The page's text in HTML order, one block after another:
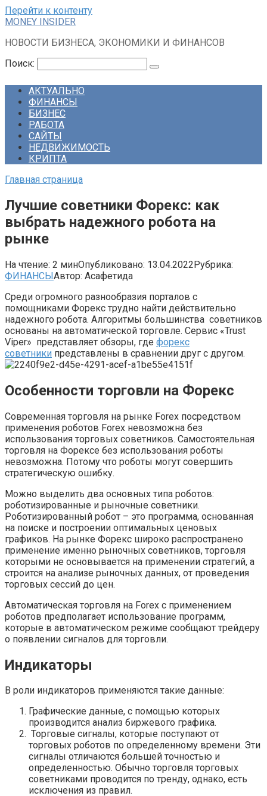
Перейти к контенту
MONEY INSIDER
НОВОСТИ БИЗНЕСА, ЭКОНОМИКИ И ФИНАНСОВ
Поиск:
АКТУАЛЬНО
ФИНАНСЫ
БИЗНЕС
РАБОТА
САЙТЫ
НЕДВИЖИМОСТЬ
КРИПТА
Главная страница
Лучшие советники Форекс: как
выбрать надежного робота на
рынке
На чтение: 2 минОпубликовано: 13.04.2022Рубрика:
ФИНАНСЫАвтор: Асафетида
Среди огромного разнообразия порталов с
помощниками Форекс трудно найти действительно
надежного робота. Алгоритмы большинства советников
основаны на автоматической торговле. Сервис «Trust
Viper» представляет обзоры, где форекс
советники представлены в сравнении друг с другом.
Особенности торговли на Форекс
Современная торговля на рынке Forex посредством
применения роботов Forex невозможна без
использования торговых советников. Самостоятельная
торговля на Форексе без использования роботы
невозможна. Потому что роботы могут совершить
стратегическую ошибку.
Можно выделить два основных типа роботов:
роботизированные и рыночные советники.
Роботизированный робот – это программа, основанная
на поиске и построении оптимальных ценовых
графиков. На рынке Форекс широко распространено
применение именно рыночных советников, торговля
которыми не основывается на применении стратегий, а
строится на анализе рыночных данных, от проведения
торговых сессий до цен.
Автоматическая торговля на Forex с применением
роботов предполагает использование программ,
которые в автоматическом режиме сообщают трейдеру
о появлении сигналов для торговли.
Индикаторы
В роли индикаторов применяются такие данные:
Графические данные, с помощью которых
производится анализ биржевого графика.
Торговые сигналы, которые поступают от
торговых роботов по определенному времени. Эти
сигналы отличаются большей точностью и
определенностью. Обычно торговля торговых
советниками проводится по тренду, однако, есть
исключения из правил.